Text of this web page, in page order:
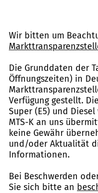
Wir bitten um
Die Grunddaten der
Öffnungszeiten) in
Verfügung gestellt.
Super (E5) und
MTS-K an uns
keine Gewähr
und/oder Aktualität
Informationen.
Bei Beschwerden
Sie sich bitte an